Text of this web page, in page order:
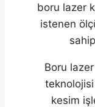
boru lazer
istenen
Boru
teknolojisi
kesim